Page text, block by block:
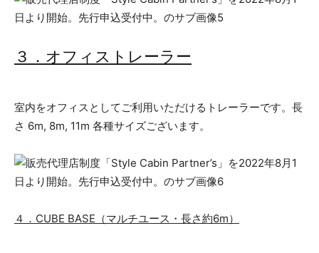
３．オフィストレーラー
室内をオフィスとしてご利用いただけるトレーラーです。長
さ 6m, 8m, 11m 各種サイズございます。
４．CUBE BASE（マルチユース・長さ約6m）